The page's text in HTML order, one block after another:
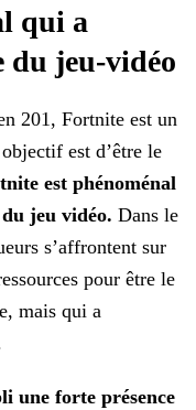
qui a
du jeu-vidéo
201, Fortnite est un
est d’être le
est phénoménal
jeu vidéo. Dans le
s’affrontent sur
pour être le
mais qui a
une forte présence